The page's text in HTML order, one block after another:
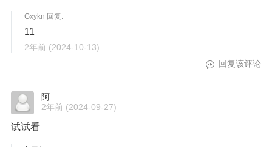
Gxykn 回复:
11
2年前 (2024-10-13)
回复该评论
阿
2年前 (2024-09-27)
试试看